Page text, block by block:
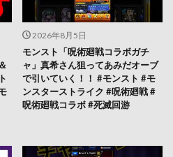
2026年8月5日
モンスト「呪術廻戦コラボガチ
ャ」真希さん狙ってあみだオーブ
で引いていく！！ #モンスト #モ
ンスターストライク #呪術廻戦 #
呪術廻戦コラボ #死滅回游